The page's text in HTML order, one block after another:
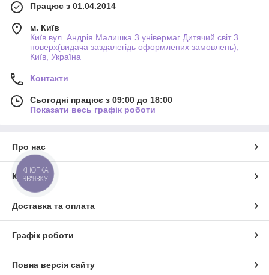
Працює з 01.04.2014
м. Київ
Київ вул. Андрія Малишка 3 універмаг Дитячий світ 3
поверх(видача заздалегідь оформлених замовлень),
Київ, Україна
Контакти
Сьогодні працює з 09:00 до 18:00
Показати весь графік роботи
Про нас
Контакти
Доставка та оплата
Графік роботи
Повна версія сайту
КНОПКА
ЗВ'ЯЗКУ